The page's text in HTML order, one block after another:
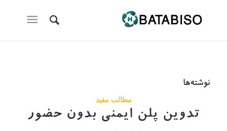
نوشته‌ها
مطالب مفید
تدوین پلن ایمنی بدون حضور